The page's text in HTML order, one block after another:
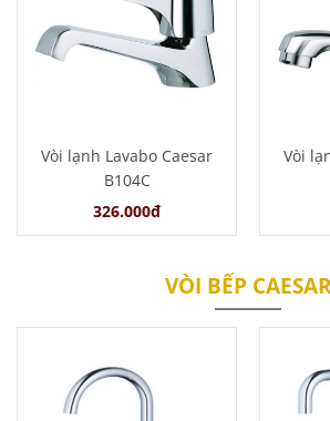
Vòi lạnh Lavabo Caesar
B104C
326.000đ
Vòi
VÒI BẾP